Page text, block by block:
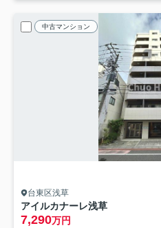
中古マンション
台東区浅草
アイルカナーレ浅草
7,290万円